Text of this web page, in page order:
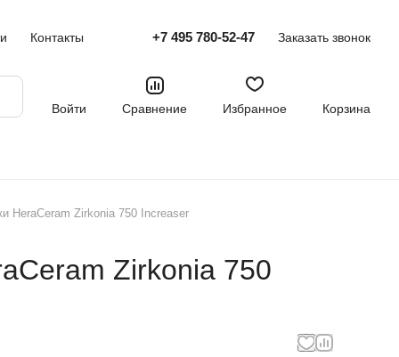
Контакты +7 495 780-52-47 Заказать звонок
Войти
Сравнение Избранное Корзина
HeraCeram Zirkonia 750 Increaser
Zirkonia 750